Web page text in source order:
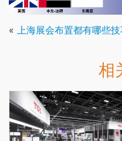
« 上海展会布置都有哪些技
相